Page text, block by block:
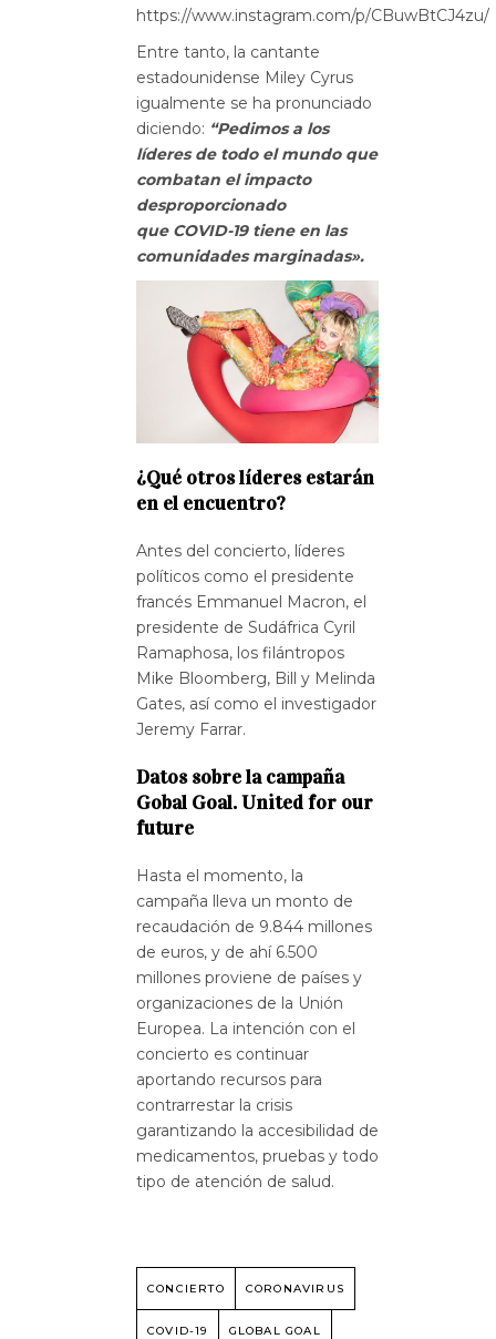
https://www.instagram.com/p/CBuwBtCJ4zu/
Entre tanto, la cantante
estadounidense Miley Cyrus
igualmente se ha pronunciado
diciendo: “Pedimos a los
líderes de todo el mundo que
combatan el impacto
desproporcionado
que COVID-19 tiene en las
comunidades marginadas».
¿Qué otros líderes estarán
en el encuentro?
Antes del concierto, líderes
políticos como el presidente
francés Emmanuel Macron, el
presidente de Sudáfrica Cyril
Ramaphosa, los filántropos
Mike Bloomberg, Bill y Melinda
Gates, así como el investigador
Jeremy Farrar.
Datos sobre la campaña
Gobal Goal. United for our
future
Hasta el momento, la
campaña lleva un monto de
recaudación de 9.844 millones
de euros, y de ahí 6.500
millones proviene de países y
organizaciones de la Unión
Europea. La intención con el
concierto es continuar
aportando recursos para
contrarrestar la crisis
garantizando la accesibilidad de
medicamentos, pruebas y todo
tipo de atención de salud.
CONCIERTO CORONAVIRUS
COVID-19 GLOBAL GOAL